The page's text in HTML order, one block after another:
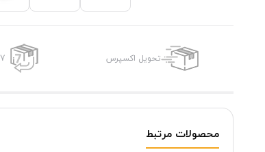
تحویل اکسپرس 7 روز گارانتی بازگشت وجه
محصولات مرتبط